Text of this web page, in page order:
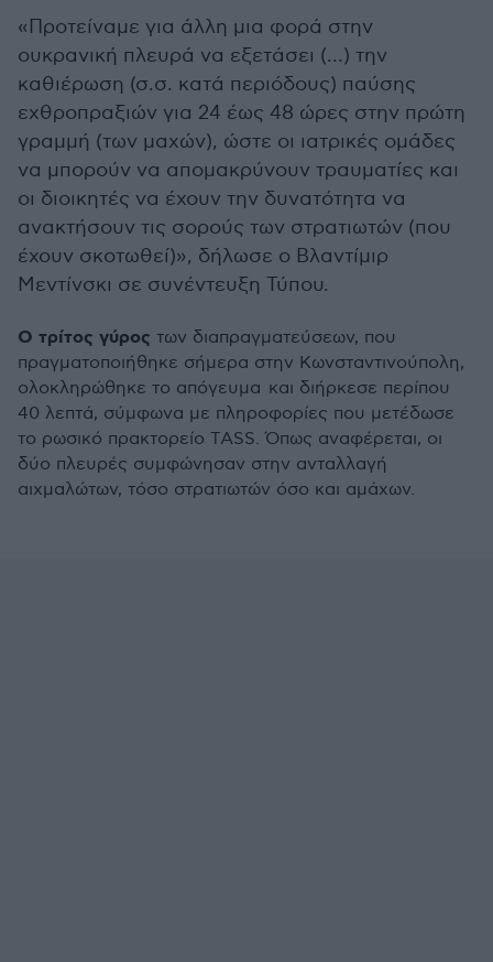
«Προτείναμε για άλλη μια φορά στην
ουκρανική πλευρά να εξετάσει (…) την
καθιέρωση (σ.σ. κατά περιόδους) παύσης
εχθροπραξιών για 24 έως 48 ώρες στην πρώτη
γραμμή (των μαχών), ώστε οι ιατρικές ομάδες
να μπορούν να απομακρύνουν τραυματίες και
οι διοικητές να έχουν την δυνατότητα να
ανακτήσουν τις σορούς των στρατιωτών (που
έχουν σκοτωθεί)», δήλωσε ο Βλαντίμιρ
Μεντίνσκι σε συνέντευξη Τύπου.
Ο τρίτος γύρος των διαπραγματεύσεων, που
πραγματοποιήθηκε σήμερα στην Κωνσταντινούπολη,
ολοκληρώθηκε το απόγευμα και διήρκεσε περίπου
40 λεπτά, σύμφωνα με πληροφορίες που μετέδωσε
το ρωσικό πρακτορείο TASS. Όπως αναφέρεται, οι
δύο πλευρές συμφώνησαν στην ανταλλαγή
αιχμαλώτων, τόσο στρατιωτών όσο και αμάχων.